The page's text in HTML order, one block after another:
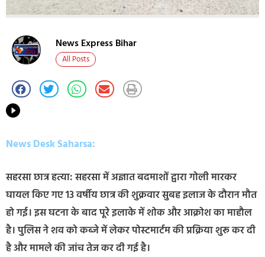
News Express Bihar
All Posts
News Desk Saharsa:
सहरसा छात्र हत्या: सहरसा में अज्ञात बदमाशों द्वारा गोली मारकर
घायल किए गए 13 वर्षीय छात्र की शुक्रवार सुबह इलाज के दौरान मौत
हो गई। इस घटना के बाद पूरे इलाके में शोक और आक्रोश का माहौल
है। पुलिस ने शव को कब्जे में लेकर पोस्टमार्टम की प्रक्रिया शुरू कर दी
है और मामले की जांच तेज कर दी गई है।